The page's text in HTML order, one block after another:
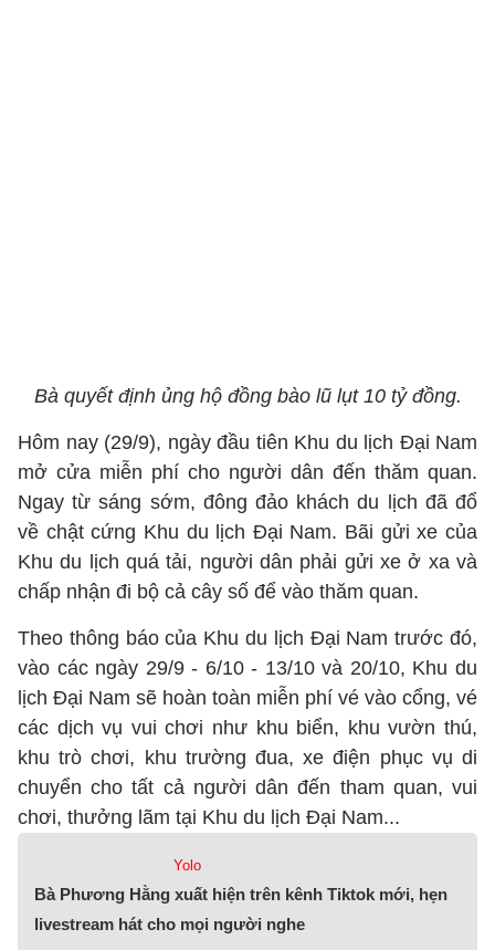
Bà quyết định ủng hộ đồng bào lũ lụt 10 tỷ đồng.
Hôm nay (29/9), ngày đầu tiên Khu du lịch Đại Nam
mở cửa miễn phí cho người dân đến thăm quan.
Ngay từ sáng sớm, đông đảo khách du lịch đã đổ
về chật cứng Khu du lịch Đại Nam. Bãi gửi xe của
Khu du lịch quá tải, người dân phải gửi xe ở xa và
chấp nhận đi bộ cả cây số để vào thăm quan.
Theo thông báo của Khu du lịch Đại Nam trước đó,
vào các ngày 29/9 - 6/10 - 13/10 và 20/10, Khu du
lịch Đại Nam sẽ hoàn toàn miễn phí vé vào cổng, vé
các dịch vụ vui chơi như khu biển, khu vườn thú,
khu trò chơi, khu trường đua, xe điện phục vụ di
chuyển cho tất cả người dân đến tham quan, vui
chơi, thưởng lãm tại Khu du lịch Đại Nam...
Yolo
Bà Phương Hằng xuất hiện trên kênh Tiktok mới, hẹn
livestream hát cho mọi người nghe